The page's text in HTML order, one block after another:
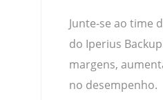
Junte-se ao time
do Iperius
margens,
no desempenho.